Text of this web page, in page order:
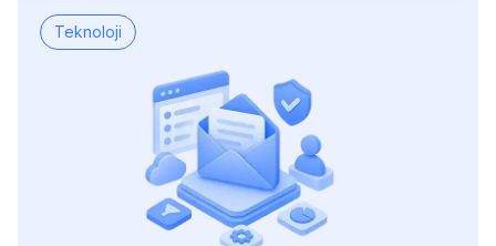
Teknoloji